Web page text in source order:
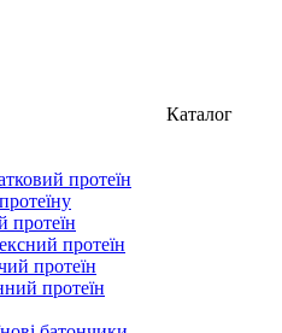
Каталог
протеїн
протеїн
протеїн
протеїн
протеїн